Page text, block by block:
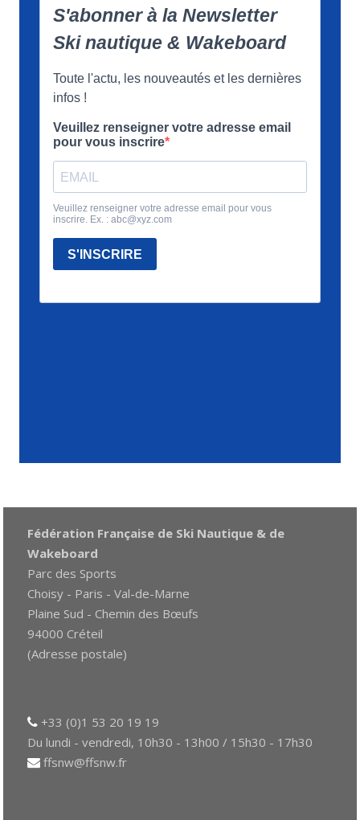
Fédération Française de Ski Nautique & de
Wakeboard
Parc des Sports
Choisy - Paris - Val-de-Marne
Plaine Sud - Chemin des Bœufs
94000 Créteil
(Adresse postale)
+33 (0)1 53 20 19 19
Du lundi - vendredi, 10h30 - 13h00 / 15h30 - 17h30
ffsnw@ffsnw.fr